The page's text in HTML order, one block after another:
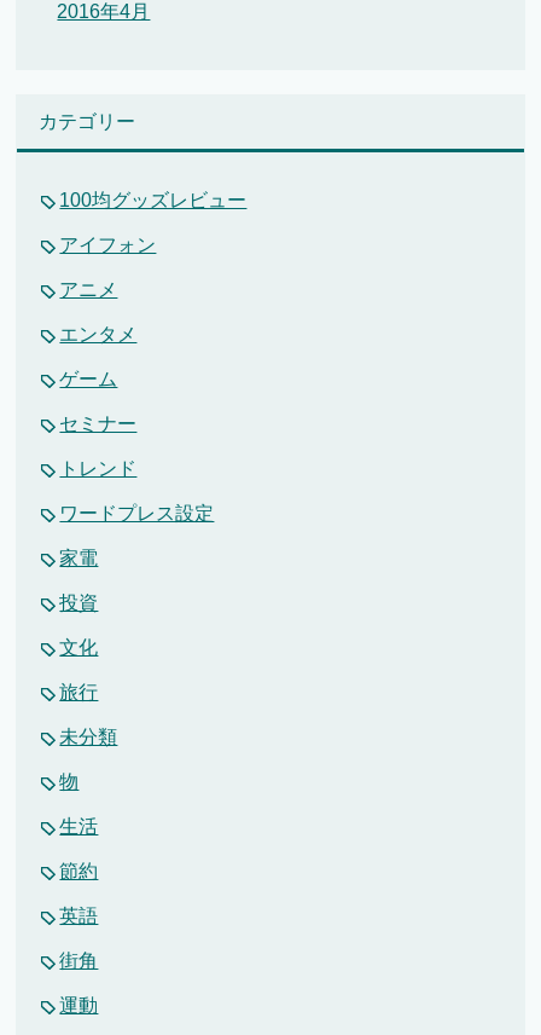
2016年4月
カテゴリー
100均グッズレビュー
アイフォン
アニメ
エンタメ
ゲーム
セミナー
トレンド
ワードプレス設定
家電
投資
文化
旅行
未分類
物
生活
節約
英語
街角
運動